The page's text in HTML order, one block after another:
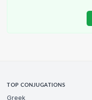
TOP CONJUGATIONS
Greek